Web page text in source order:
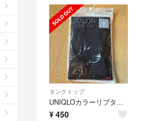
タンクトップ
UNIQLOカラーリブタンクトップＬサイズ
¥450